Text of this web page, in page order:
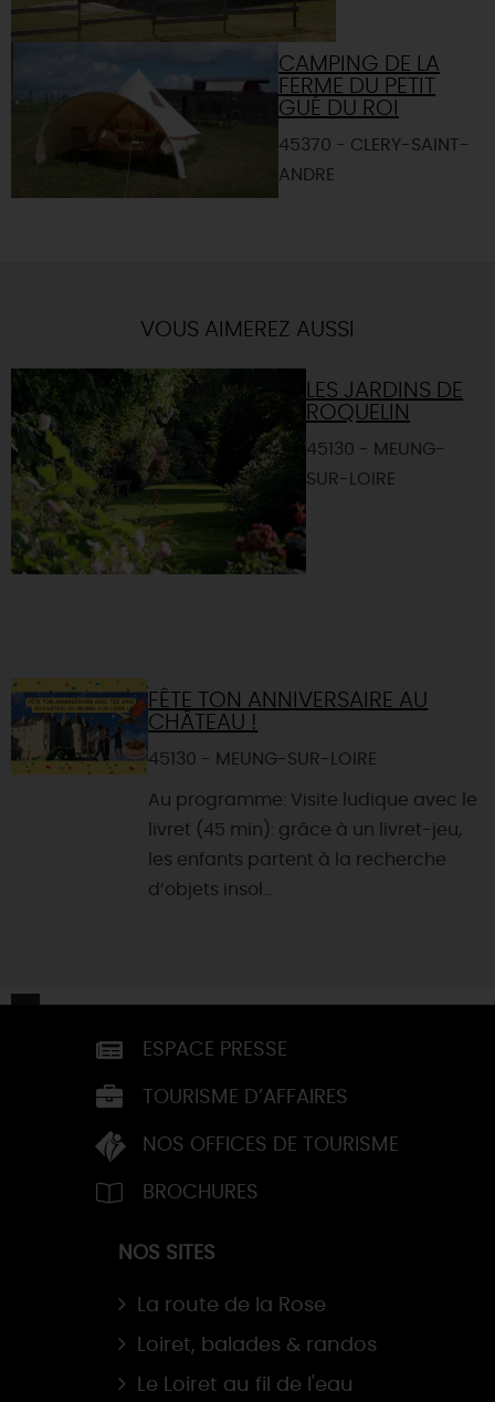
CAMPING DE LA
FERME DU PETIT
GUÉ DU ROI
45370 - CLERY-SAINT-
ANDRE
VOUS AIMEREZ AUSSI
LES JARDINS DE
ROQUELIN
45130 - MEUNG-
SUR-LOIRE
FÊTE TON ANNIVERSAIRE AU
CHÂTEAU !
45130 - MEUNG-SUR-LOIRE
Au programme: Visite ludique avec le
livret (45 min): grâce à un livret-jeu,
les enfants partent à la recherche
d’objets insol...
ESPACE PRESSE
TOURISME D’AFFAIRES
NOS OFFICES DE TOURISME
BROCHURES
NOS SITES
La route de la Rose
Loiret, balades & randos
Le Loiret au fil de l'eau